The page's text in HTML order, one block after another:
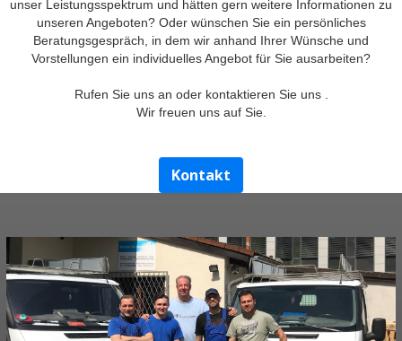
unser Leistungsspektrum und hätten gern weitere Informationen zu
unseren Angeboten? Oder wünschen Sie ein persönliches
Beratungsgespräch, in dem wir anhand Ihrer Wünsche und
Vorstellungen ein individuelles Angebot für Sie ausarbeiten?
Rufen Sie uns an oder kontaktieren Sie uns .
Wir freuen uns auf Sie.
Kontakt